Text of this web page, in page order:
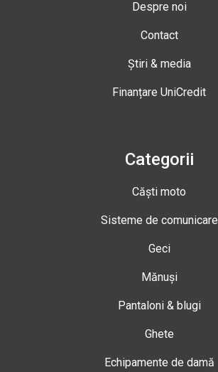
Despre noi
Contact
Știri & media
Finanțare UniCredit
Categorii
Căști moto
Sisteme de comunicare
Geci
Mănuși
Pantaloni & blugi
Ghete
Echipamente de damă